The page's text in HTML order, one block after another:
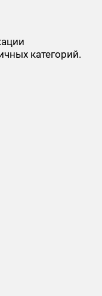
категорий.